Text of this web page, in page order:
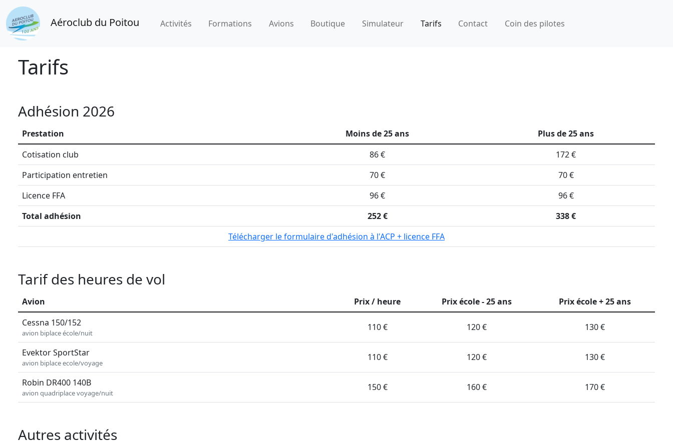
Aéroclub du Poitou Activités Formations Avions Boutique Simulateur Tarifs Contact Coin des pilotes
Tarifs
Adhésion 2026
Prestation Moins de 25 ans
Plus de 25 ans
Cotisation club
86 €
172 €
Participation entretien
70 €
70 €
Licence FFA
96 €
96 €
Total adhésion
252 €
338 €
Télécharger le formulaire d'adhésion à l'ACP + licence FFA
Tarif des heures de vol
Avion Prix / heure Prix école - 25 ans
Prix école + 25 ans
Cessna 150/152
avion biplace école/nuit
110 € 120 € 130 €
Evektor SportStar
avion biplace ecole/voyage
110 € 120 € 130 €
Robin DR400 140B
avion quadriplace voyage/nuit
150 € 160 € 170 €
Autres activités